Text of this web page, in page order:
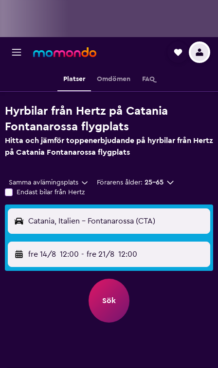
Platser Omdömen FAQ
Hyrbilar från Hertz på Catania
Fontanarossa flygplats
Hitta och jämför toppenerbjudande på hyrbilar från Hertz
på Catania Fontanarossa flygplats
Samma avlämingsplats Förarens ålder: 25-65
Endast bilar från Hertz
Catania, Italien - Fontanarossa (CTA)
fre 14/8 12:00 - fre 21/8 12:00
Sök